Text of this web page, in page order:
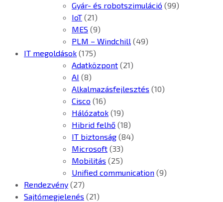
Gyár- és robotszimuláció (99)
IoT (21)
MES (9)
PLM – Windchill (49)
IT megoldások (175)
Adatközpont (21)
AI (8)
Alkalmazásfejlesztés (10)
Cisco (16)
Hálózatok (19)
Hibrid felhő (18)
IT biztonság (84)
Microsoft (33)
Mobilitás (25)
Unified communication (9)
Rendezvény (27)
Sajtómegjelenés (21)